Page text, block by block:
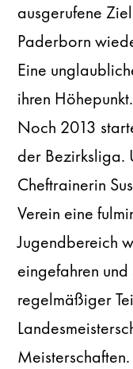
ausgerufene
Paderborn
Eine
ihren Höhepunkt.
Noch 2013
der Bezirksliga.
Cheftrainerin
Verein eine
Jugendbereich
eingefahren
regelmäßiger